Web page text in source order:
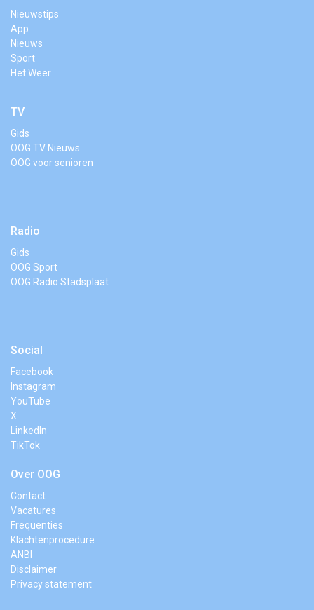
Nieuwstips
App
Nieuws
Sport
Het Weer
TV
Gids
OOG TV Nieuws
OOG voor senioren
Radio
Gids
OOG Sport
OOG Radio Stadsplaat
Social
Facebook
Instagram
YouTube
X
LinkedIn
TikTok
Over OOG
Contact
Vacatures
Frequenties
Klachtenprocedure
ANBI
Disclaimer
Privacy statement